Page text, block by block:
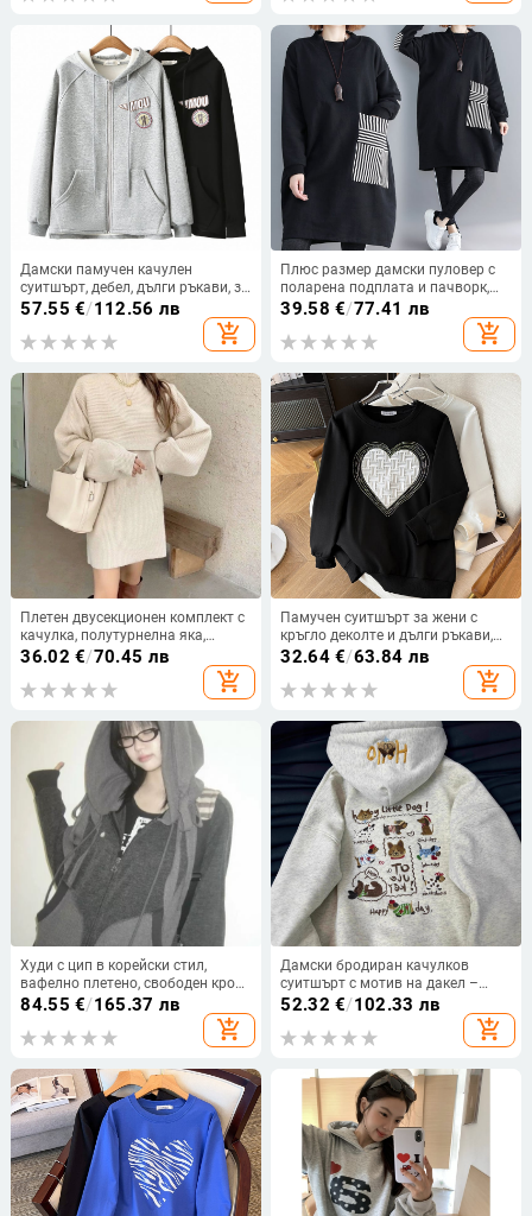
Дамски памучен качулен
суитшърт, дебел, дълги ръкави, за
възрастни жени
57.55 €/112.56 лв
add_shopping_cart
Плюс размер дамски пуловер с
поларена подплата и пачворк,
японски стил, есен-зима
39.58 €/77.41 лв
add_shopping_cart
Плетен двусекционен комплект с
качулка, полутурнелна яка,
лампени ръкави, акрилно-
36.02 €/70.45 лв
add_shopping_cart
Памучен суитшърт за жени с
кръгло деколте и дълги ръкави,
пролет 2024
32.64€/63.84 лв
add_shopping_cart
Худи с цип в корейски стил,
вафелно плетено, свободен крой,
раглан ръкав, полиестерова
84.55 €/165.37 лв
add_shopping_cart
Дамски бродиран качулков
суитшърт с мотив на дакел –
есен-зима, вътрешно флисиран,
дебел, свободен силует, памук-
еластанова смес
52.32 €/102.33 лв
add_shopping_cart